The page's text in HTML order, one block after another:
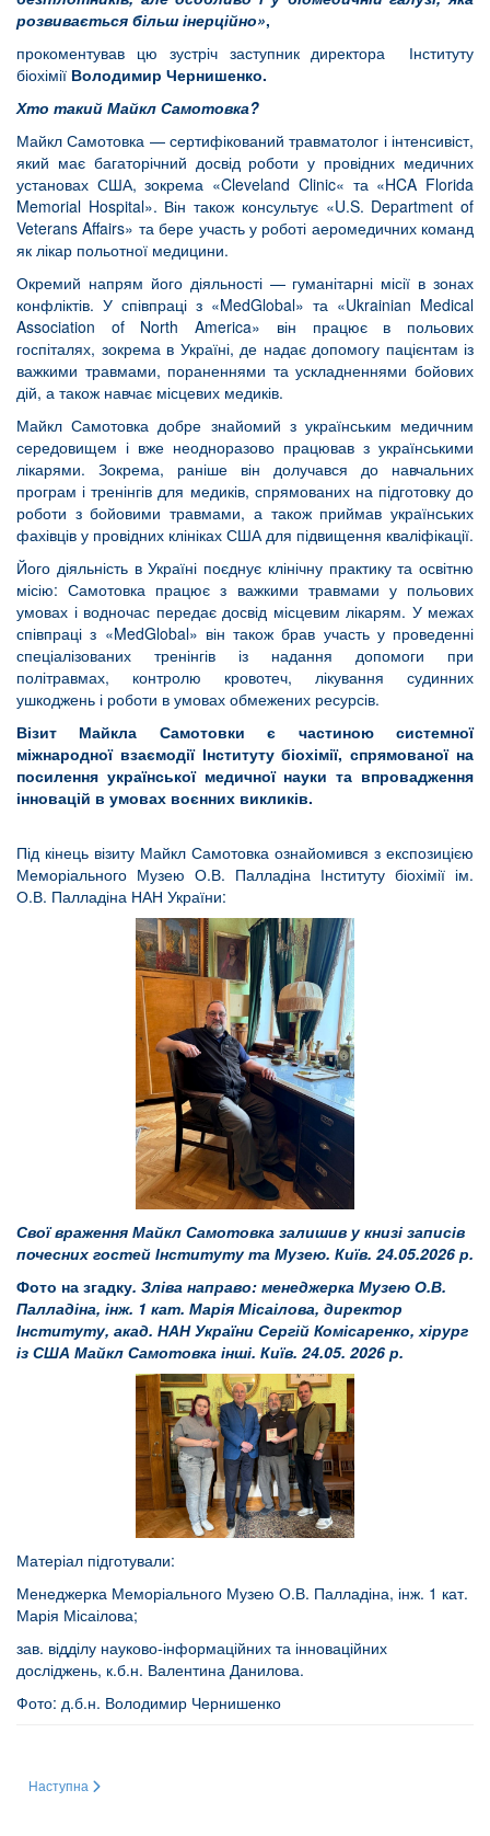
розвивається більш інерційно»,
прокоментував цю зустріч заступник директора Інституту
біохімії Володимир Чернишенко.
Хто такий Майкл Самотовка?
Майкл Самотовка — сертифікований травматолог і інтенсивіст,
який має багаторічний досвід роботи у провідних медичних
установах США, зокрема «Cleveland Clinic« та «HCA Florida
Memorial Hospital». Він також консультує «U.S. Department of
Veterans Affairs» та бере участь у роботі аеромедичних команд
як лікар польотної медицини.
Окремий напрям його діяльності — гуманітарні місії в зонах
конфліктів. У співпраці з «MedGlobal» та «Ukrainian Medical
Association of North America» він працює в польових
госпіталях, зокрема в Україні, де надає допомогу пацієнтам із
важкими травмами, пораненнями та ускладненнями бойових
дій, а також навчає місцевих медиків.
Майкл Самотовка добре знайомий з українським медичним
середовищем і вже неодноразово працював з українськими
лікарями. Зокрема, раніше він долучався до навчальних
програм і тренінгів для медиків, спрямованих на підготовку до
роботи з бойовими травмами, а також приймав українських
фахівців у провідних клініках США для підвищення кваліфікації.
Його діяльність в Україні поєднує клінічну практику та освітню
місію: Самотовка працює з важкими травмами у польових
умовах і водночас передає досвід місцевим лікарям. У межах
співпраці з «MedGlobal» він також брав участь у проведенні
спеціалізованих тренінгів із надання допомоги при
політравмах, контролю кровотеч, лікування судинних
ушкоджень і роботи в умовах обмежених ресурсів.
Візит Майкла Самотовки є частиною системної
міжнародної взаємодії Інституту біохімії, спрямованої на
посилення української медичної науки та впровадження
інновацій в умовах воєнних викликів.
Під кінець візиту Майкл Самотовка ознайомився з експозицією
Меморіального Музею О.В. Палладіна Інституту біохімії ім.
О.В. Палладіна НАН України:
Свої враження Майкл Самотовка залишив у книзі записів
почесних гостей Інституту та Музею. Київ. 24.05.2026 р.
Фото на згадку. Зліва направо: менеджерка Музею О.В.
Палладіна, інж. 1 кат. Марія Місаілова, директор
Інституту, акад. НАН України Сергій Комісаренко, хірург
із США Майкл Самотовка інші. Київ. 24.05. 2026 р.
Матеріал підготували:
Менеджерка Меморіального Музею О.В. Палладіна, інж. 1 кат.
Марія Місаілова;
зав. відділу науково-інформаційних та інноваційних
досліджень, к.б.н. Валентина Данилова.
Фото: д.б.н. Володимир Чернишенко
Наступна стаття: МІЖНАРОДНЕ СПІВРОБІТНИЦТВО
Наступна